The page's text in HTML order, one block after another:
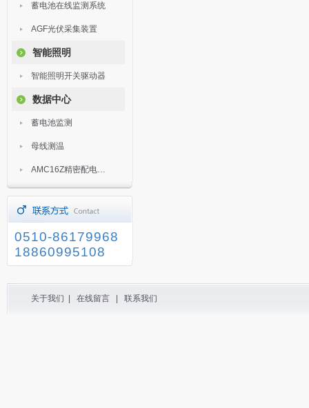
蓄电池在线监测系统
AGF光伏采集装置
智能照明
智能照明开关驱动器
数据中心
蓄电池监测
母线测温
AMC16Z精密配电监控装置
0510-86179968
18860995108
关于我们 在线留言 联系我们